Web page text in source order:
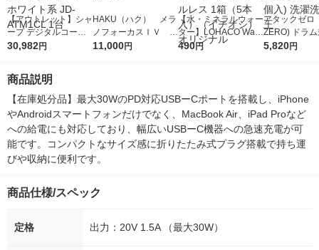
【アウトレット】シャ
ープ デジタルコード
レス電話機 てもたん1
1台
30,982円
HAKU（ハク） メラ
ノフォーカスＩＶ 4
5ｇ 資生堂 おまけ
11,000円
【水・ミネラルウォー
ター】LOHACO Wate
r（ロハコウォータ
490円
アタックゼロ
ZERO) ドラ
詰め替え メガ
5,820円
商品説明
【在庫処分品】最大30WのPD対応USBーCポートを搭載し、iPhone
やAndroidスマートフォンだけでなく、MacBook Air、iPad Proなど
への給電にも対応しており、幅広いUSBーC機器への急速充電が可
能です。コンパクトなサイズ感に折りたたみ式プラグ搭載で持ち運
びや収納に便利です。
商品仕様/スペック
定格 出力：20V 1.5A （最大30W）